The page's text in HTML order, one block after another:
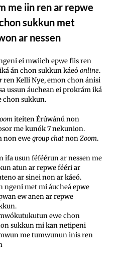
me iin ren ar repwe
sukkun met
ar nessen
ei mwiich epwe fiis ren
án chon sukkun káeóonline.
ren Kelli Nye, emon chon ánisi
ussun áuchean ei prokrám iká
chon sukkun.
iteiten Érúwánú non
me kunók 7 nekunion.
non ewegroup chatnonZoom.
ifa usun féféérun ar nessen me
atun ar repwe fééri ar
ar sinei non ar káeó.
ngeni met mi áucheá epwe
ew anen ar repwe
ewe chon
sukkun mi kan netipeni
me tumwunun inis ren